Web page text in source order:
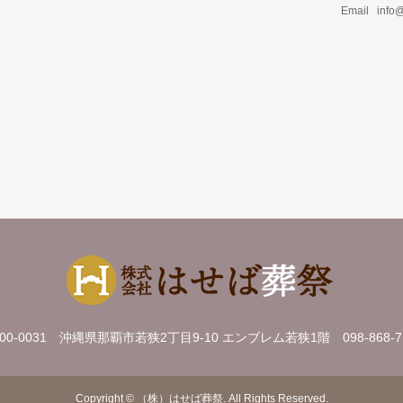
Email
0031 沖縄県那覇市若狭2丁目9-10 エンブレム若狭1階 098-868-
Copyright© （株）はせば葬祭. All Rights Reserved.